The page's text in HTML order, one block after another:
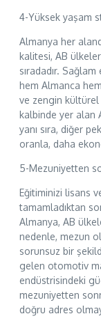
4-Yüksek yaşam
Almanya her
kalitesi, AB
sıradadır.
hem Almanca
ve zengin kültürel
kalbinde yer alan
yanı sıra, diğer
oranla, daha
5-Mezuniyetten
Eğitiminizi lisans
tamamladıktan
Almanya, AB
nedenle, mezun
sorunsuz bir
gelen otomotiv
endüstrisindeki
mezuniyetten
doğru adres